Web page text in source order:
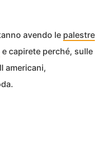
avendo le palestre
e capirete perché, sulle
americani,